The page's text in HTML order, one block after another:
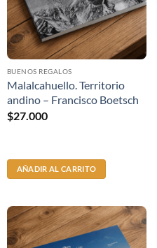
BUENOS REGALOS
Malalcahuello. Territorio
andino – Francisco Boetsch
$27.000
AÑADIR AL CARRITO